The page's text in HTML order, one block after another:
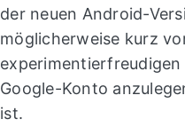
der neuen Android-
möglicherweise kurz
Google-Konto
ist.